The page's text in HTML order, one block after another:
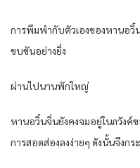
การพึมพำกับตัวเองของหานอวิ๋
ขบขันอย่างยิ่ง
ผ่านไปนานพักใหญ่
หานอวิ๋นจิ่นยังคงจมอยู่ในภวังค์
การสอดส่องลงง่ายๆ ดังนั้นจึงก